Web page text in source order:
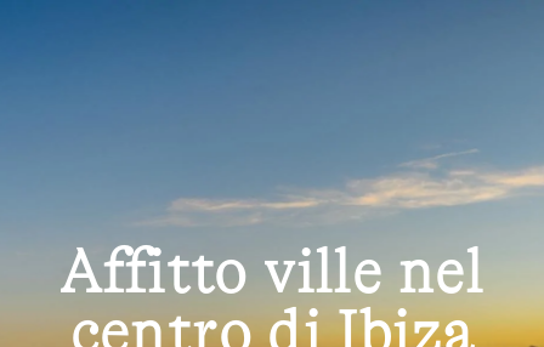
Affitto ville nel
centro di Ibiza